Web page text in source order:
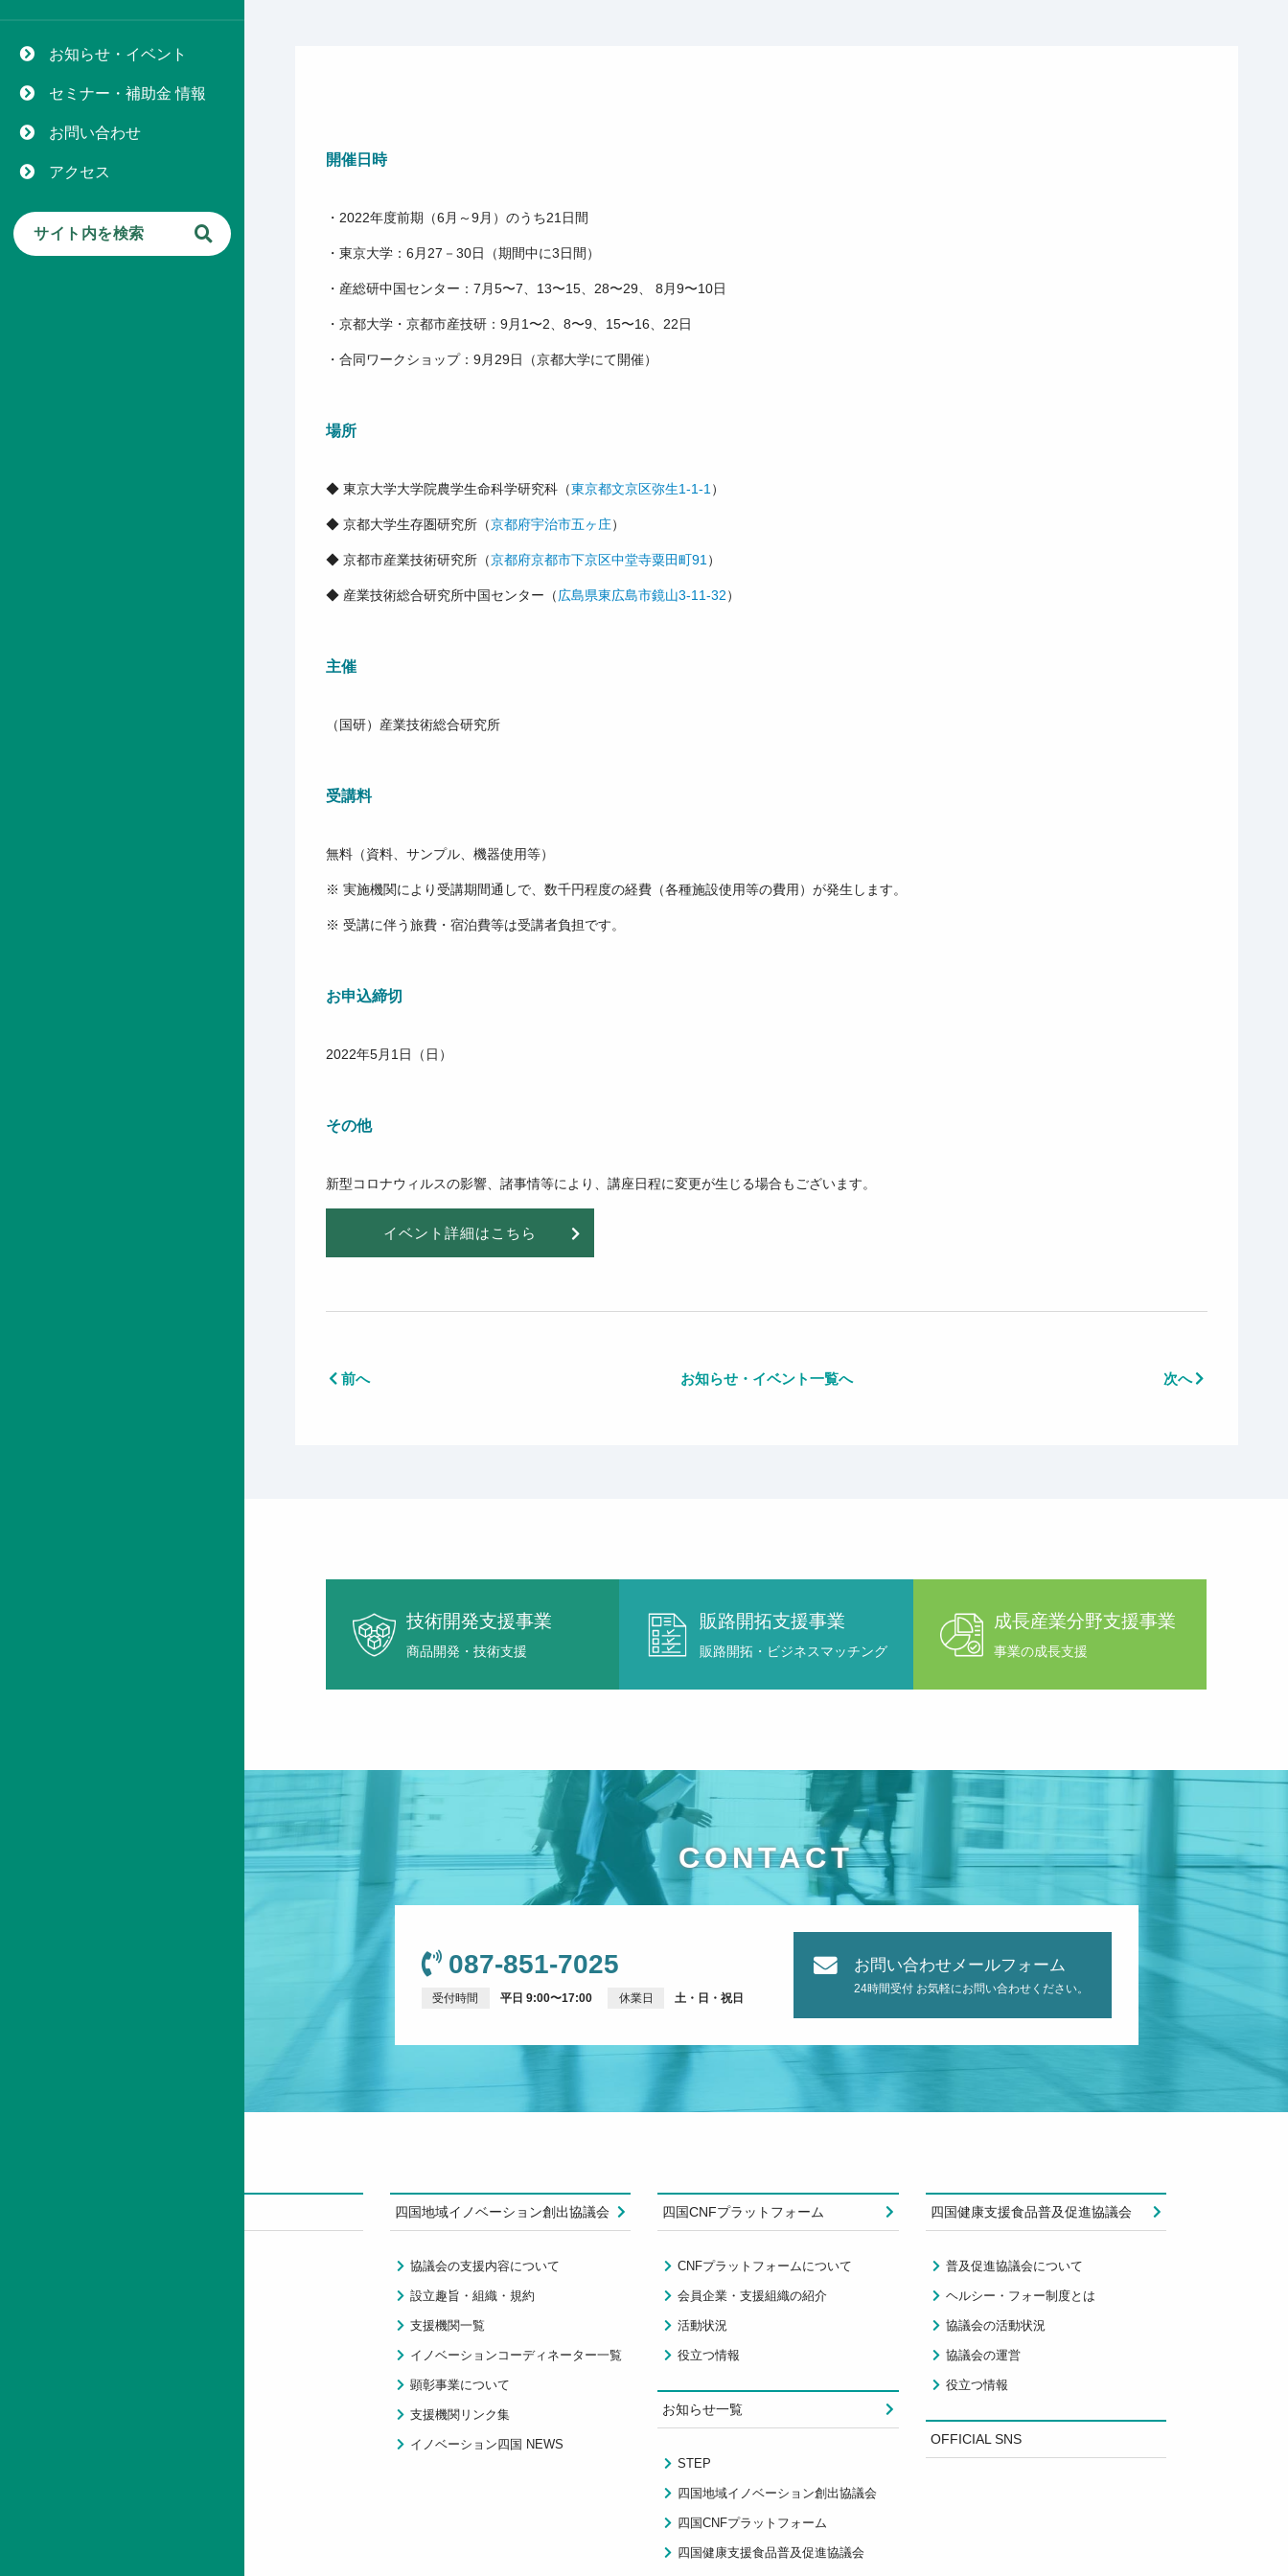
お知らせ・イベント
セミナー・補助金 情報
お問い合わせ
アクセス
開催日時
・2022年度前期（6月～9月）のうち21日間
・東京大学：6月27－30日（期間中に3日間）
・産総研中国センター：7月5〜7、13〜15、28〜29、 8月9〜10日
・京都大学・京都市産技研：9月1〜2、8〜9、15〜16、22日
・合同ワークショップ：9月29日（京都大学にて開催）
場所
◆ 東京大学大学院農学生命科学研究科（東京都文京区弥生1-1-1）
◆ 京都大学生存圏研究所（京都府宇治市五ヶ庄）
◆ 京都市産業技術研究所（京都府京都市下京区中堂寺粟田町91）
◆ 産業技術総合研究所中国センター（広島県東広島市鏡山3-11-32）
主催
（国研）産業技術総合研究所
受講料
無料（資料、サンプル、機器使用等）
※ 実施機関により受講期間通しで、数千円程度の経費（各種施設使用等の費用）が発生します。
※ 受講に伴う旅費・宿泊費等は受講者負担です。
お申込締切
2022年5月1日（日）
その他
新型コロナウィルスの影響、諸事情等により、講座日程に変更が生じる場合もございます。
イベント詳細はこちら
前へ お知らせ・イベント一覧へ 次へ
技術開発支援事業
商品開発・技術支援
販路開拓支援事業
販路開拓・ビジネスマッチング
成長産業分野支援事業
事業の成長支援
CONTACT
087-851-7025
受付時間 平日 9:00〜17:00 休業日 土・日・祝日
お問い合わせメールフォーム
24時間受付 お気軽にお問い合わせください。
四国地域イノベーション創出協議会
協議会の支援内容について
設立趣旨・組織・規約
支援機関一覧
イノベーションコーディネーター一覧
顕彰事業について
支援機関リンク集
イノベーション四国 NEWS
四国CNFプラットフォーム
CNFプラットフォームについて
会員企業・支援組織の紹介
活動状況
役立つ情報
お知らせ一覧
STEP
四国地域イノベーション創出協議会
四国CNFプラットフォーム
四国健康支援食品普及促進協議会
四国健康支援食品普及促進協議会
普及促進協議会について
ヘルシー・フォー制度とは
協議会の活動状況
協議会の運営
役立つ情報
OFFICIAL SNS